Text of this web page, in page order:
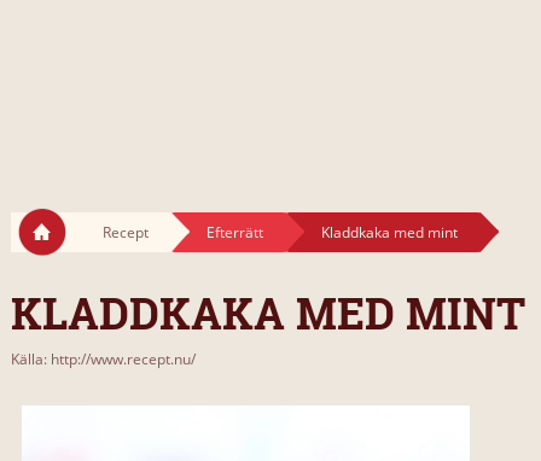
Recept Efterrätt Kladdkaka med mint
KLADDKAKA MED MINT
Källa: http://www.recept.nu/